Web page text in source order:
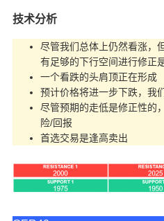
技术分析
尽管我们总体上仍然看涨，
有足够的下行空间进行修正
一个看跌的头肩顶正在形成
预计价格将进一步下跌，我
尽管预期的走低是修正性的
险/回报
首选交易是逢高卖出